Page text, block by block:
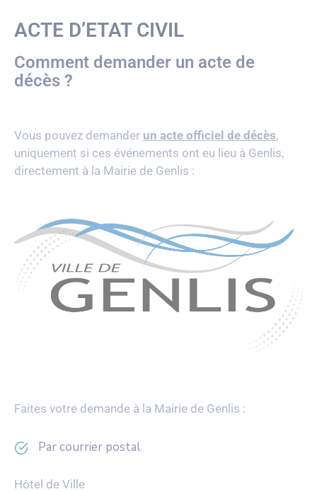
ACTE D’ETAT CIVIL
Comment demander un acte de
décès ?
Vous pouvez demander un acte officiel de décès,
uniquement si ces événements ont eu lieu à Genlis,
directement à la Mairie de Genlis :
Faites votre demande à la Mairie de Genlis :
Par courrier postal
Hôtel de Ville